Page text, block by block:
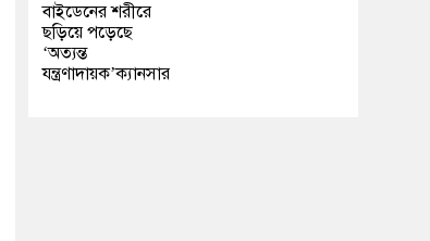
বাইডেনের শরীরে
ছড়িয়ে পড়েছে
‘অত্যন্ত
যন্ত্রণাদায়ক’ক্যানসার